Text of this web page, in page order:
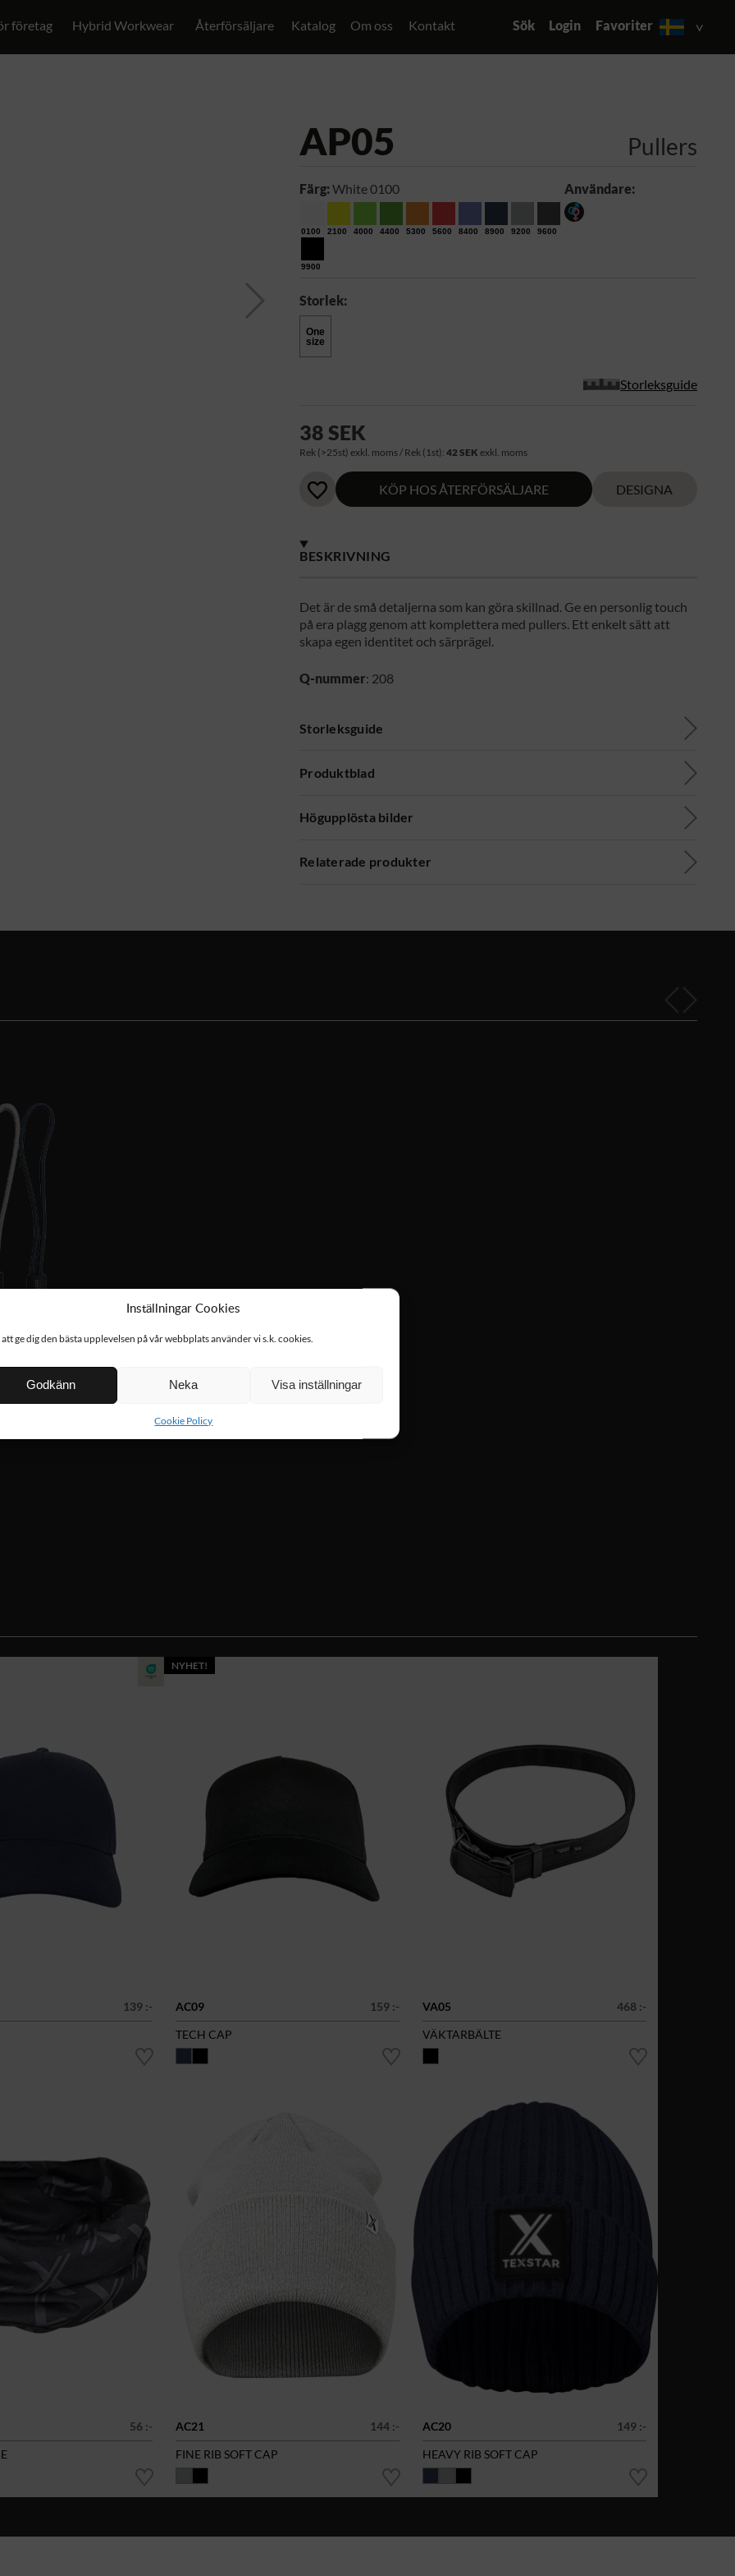
Inställningar Cookies
ge dig den bästa upplevelsen på vår webbplats använder vi s.k. cookies.
Godkänn Neka Visa inställningar
Cookie Policy
företag Hybrid Workwear Återförsäljare Katalog Om oss Kontakt Sök Login Favoriter
AP05 Pullers
Färg:White 0100
0100 2100 4000 4400 5300 5600 8400 8900 9200 9600
9900
Användare:
Storlek:
One
size
Storleksguide
38 SEK
Rek (>25st) exkl. moms / Rek (1st):42 SEK exkl. moms
KÖP HOS ÅTERFÖRSÄLJARE DESIGNA
BESKRIVNING
Det är de små detaljerna som kan göra skillnad. Ge en personlig touch
på era plagg genom att komplettera med pullers. Ett enkelt sätt att
skapa egen identitet och särprägel.
Q-nummer: 208
Storleksguide
Produktblad
Högupplösta bilder
Relaterade produkter
139 :-
NYHET!
AC09
159 :-
TECH CAP
VA05
468 :-
VÄKTARBÄLTE
56 :-
AC21
144 :-
FINE RIB SOFT CAP
AC20
149 :-
HEAVY RIB SOFT CAP